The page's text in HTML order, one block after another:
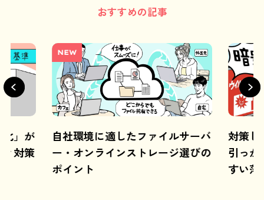
おすすめの記事
」が
対策
NEW
自社環境に適したファイルサーバ
ー・オンラインストレージ選びの
ポイント
対策し
引っか
すい落